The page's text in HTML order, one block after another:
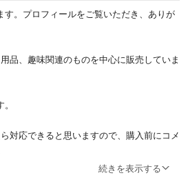
す。プロフィールをご覧いただき、ありが
品、趣味関連のものを中心に販売していま
対応できると思いますので、購入前にコメ
続きを表示する